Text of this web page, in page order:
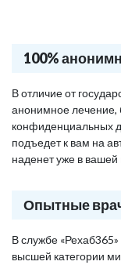
100%
В отличие от
анонимное лечение,
конфиденциальных
подъедет к вам на
наденет уже в вашей
Опытные
В службе
высшей категории